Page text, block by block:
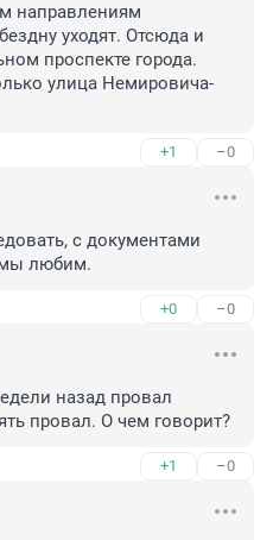
направлениям
уходят. Отсюда и
проспекте города.
улица Немировича-
+1 –0
с документами
мы любим.
+0 –0
назад провал
провал. О чем говорит?
+1 –0